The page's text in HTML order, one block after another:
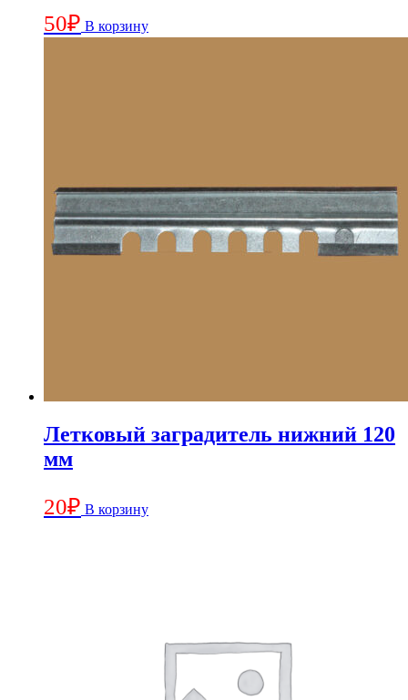
50₽ В корзину
Летковый заградитель нижний 120
мм
20₽ В корзину